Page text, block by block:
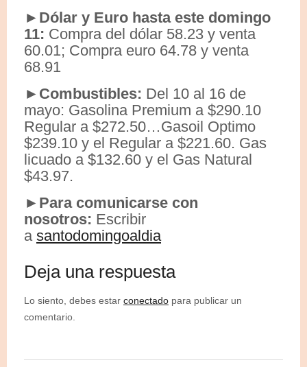
►Dólar y Euro hasta este domingo
11: Compra del dólar 58.23 y venta
60.01; Compra euro 64.78 y venta
68.91
►Combustibles: Del 10 al 16 de
mayo: Gasolina Premium a $290.10
Regular a $272.50…Gasoil Optimo
$239.10 y el Regular a $221.60. Gas
licuado a $132.60 y el Gas Natural
$43.97.
►Para comunicarse con
nosotros: Escribir
a santodomingoaldia
Deja una respuesta
Lo siento, debes estar conectado para publicar un
comentario.